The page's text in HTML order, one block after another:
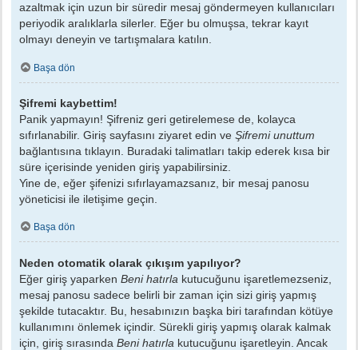
azaltmak için uzun bir süredir mesaj göndermeyen kullanıcıları
periyodik aralıklarla silerler. Eğer bu olmuşsa, tekrar kayıt
olmayı deneyin ve tartışmalara katılın.
Başa dön
Şifremi kaybettim!
Panik yapmayın! Şifreniz geri getirelemese de, kolayca
sıfırlanabilir. Giriş sayfasını ziyaret edin ve Şifremi unuttum
bağlantısına tıklayın. Buradaki talimatları takip ederek kısa bir
süre içerisinde yeniden giriş yapabilirsiniz.
Yine de, eğer şifenizi sıfırlayamazsanız, bir mesaj panosu
yöneticisi ile iletişime geçin.
Başa dön
Neden otomatik olarak çıkışım yapılıyor?
Eğer giriş yaparken Beni hatırla kutucuğunu işaretlemezseniz,
mesaj panosu sadece belirli bir zaman için sizi giriş yapmış
şekilde tutacaktır. Bu, hesabınızın başka biri tarafından kötüye
kullanımını önlemek içindir. Sürekli giriş yapmış olarak kalmak
için, giriş sırasında Beni hatırla kutucuğunu işaretleyin. Ancak